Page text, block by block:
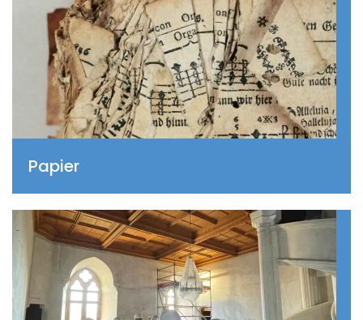
Papier